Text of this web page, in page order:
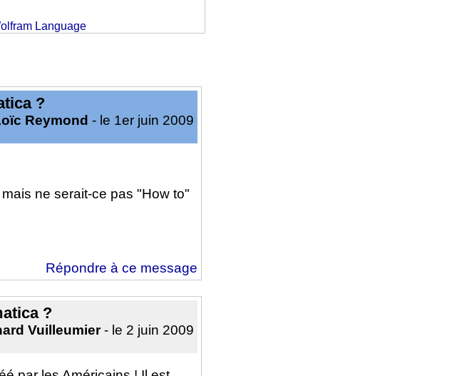
Language
?
Reymond - le 1er juin 2009
ne serait-ce pas "How to"
Répondre à ce message
?
Vuilleumier- le 2 juin 2009